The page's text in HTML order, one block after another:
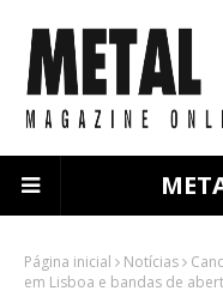
Página inicial Notícias
em Lisboa e bandas de